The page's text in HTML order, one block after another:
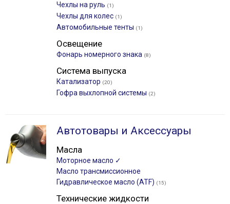
Чехлы на руль (1)
Чехлы для колес (1)
Автомобильные тенты (1)
Освещение
Фонарь номерного знака (8)
Система выпуска
Катализатор (20)
Гофра выхлопной системы (2)
Автотовары и Аксессуары
Масла
Моторное масло ✓
Масло трансмиссионное
Гидравлическое масло (ATF) (15)
Технические жидкости